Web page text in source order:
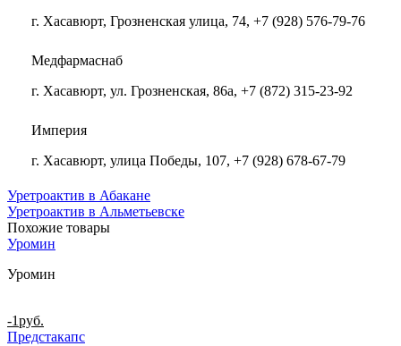
г. Хасавюрт, Грозненская улица, 74, +7 (928) 576-79-76
Медфармаснаб
г. Хасавюрт, ул. Грозненская, 86а, +7 (872) 315-23-92
Империя
г. Хасавюрт, улица Победы, 107, +7 (928) 678-67-79
Уретроактив в Абакане
Уретроактив в Альметьевске
Похожие товары
Уромин
Уромин
-1руб.
Предстакапс